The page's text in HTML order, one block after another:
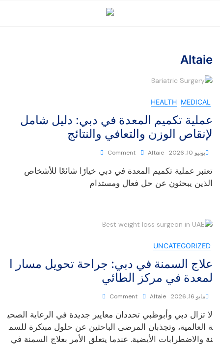
Altaie
HEALTH MEDICAL
عملية تكميم المعدة في دبي: دليل شامل
لإنقاص الوزن والتعافي والنتائج
يونيو 10, 2026 Altaie
Comment
تعتبر عملية تكميم المعدة في دبي خيارًا شائعًا للأشخاص
الذين يبحثون عن حل فعال ومستدام
UNCATEGORIZED
علاج السمنة في دبي: جراحة تحويل مسار ا
لمعدة في مركز الطائي
مايو 16, 2026 Altaie
Comment
لا تزال دبي وأبوظبي تحددان معايير جديدة في الرعاية الصحي
ة العالمية، وتجذبان المرضى الباحثين عن حلول مبتكرة للسم
نة والاضطرابات الأيضية. عندما يتعلق الأمر بعلاج السمنة في